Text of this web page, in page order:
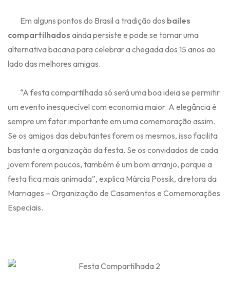
Em alguns pontos do Brasil a tradição dos bailes
compartilhados ainda persiste e pode se tornar uma
alternativa bacana para celebrar a chegada dos 15 anos ao
lado das melhores amigas.
“A festa compartilhada só será uma boa ideia se permitir
um evento inesquecível com economia maior. A elegância é
sempre um fator importante em uma comemoração assim.
Se os amigos das debutantes forem os mesmos, isso facilita
bastante a organização da festa. Se os convidados de cada
jovem forem poucos, também é um bom arranjo, porque a
festa fica mais animada”, explica Márcia Possik, diretora da
Marriages – Organização de Casamentos e Comemorações
Especiais.